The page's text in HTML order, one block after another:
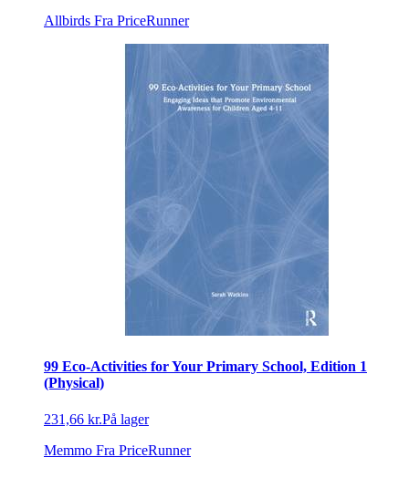
Allbirds Fra PriceRunner
99 Eco-Activities for Your Primary School, Edition 1
(Physical)
231,66 kr.På lager
Memmo Fra PriceRunner